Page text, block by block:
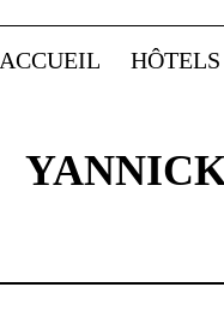
ACCUEIL HÔTELS